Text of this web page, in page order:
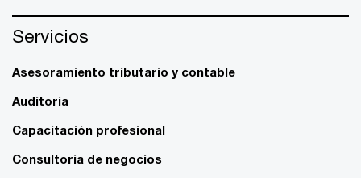
Servicios
Asesoramiento tributario y contable
Auditoría
Capacitación profesional
Consultoría de negocios